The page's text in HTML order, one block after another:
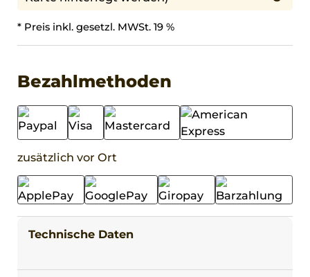
* Preis inkl. gesetzl. MWSt. 19 %
Bezahlmethoden
zusätzlich vor Ort
Technische Daten